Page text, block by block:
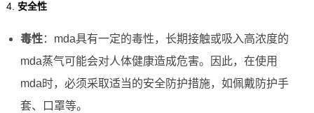
4. 安全性
毒性：mda具有一定的毒性，长期接触或吸入高浓度的
mda蒸气可能会对人体健康造成危害。因此，在使用
mda时，必须采取适当的安全防护措施，如佩戴防护手
套、口罩等。